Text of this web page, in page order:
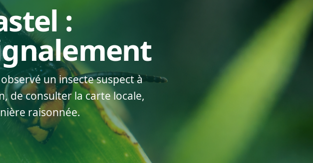
:
un insecte suspect à
de consulter la carte locale,
raisonnée.